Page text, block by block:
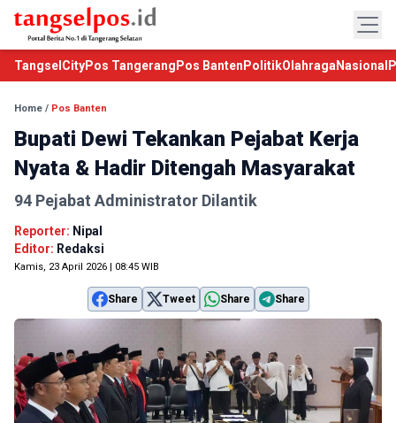
TangselCityPos Tangerang Pos Banten PolitikOlahraga Nasional
Home / Pos Banten
Bupati Dewi Tekankan Pejabat Kerja
Nyata & Hadir Ditengah Masyarakat
94 Pejabat Administrator Dilantik
Reporter: Nipal
Editor: Redaksi
Kamis, 23 April 2026 | 08:45 WIB
Share Tweet Share Share